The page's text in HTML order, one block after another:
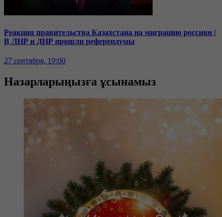
Реакция правительства Казахстана на миграцию россиян |
В ЛНР и ДНР прошли референдумы
27 сентября, 19:00
Назарларыңызға ұсынамыз